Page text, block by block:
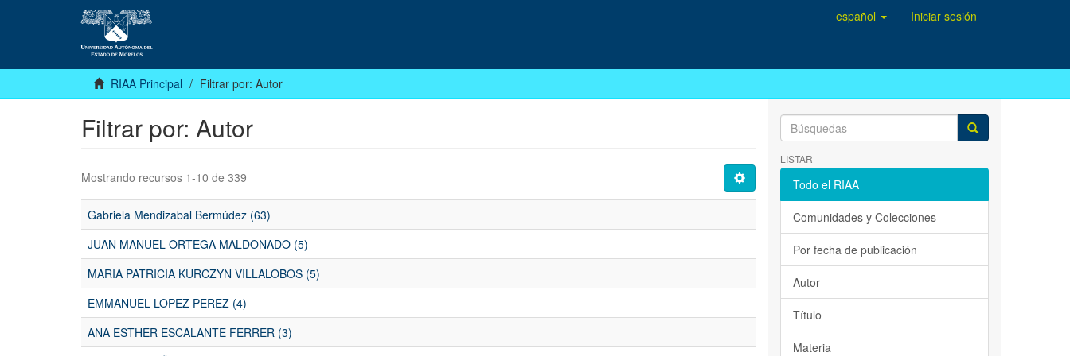
español Iniciar sesión
RIAA Principal Filtrar por: Autor
Filtrar por: Autor
Mostrando recursos 1-10 de 339
Gabriela Mendizabal Bermúdez (63)
JUAN MANUEL ORTEGA MALDONADO (5)
MARIA PATRICIA KURCZYN VILLALOBOS (5)
EMMANUEL LOPEZ PEREZ (4)
ANA ESTHER ESCALANTE FERRER (3)
LISTAR
Todo el RIAA
Comunidades y Colecciones
Por fecha de publicación
Autor
Título
Materia